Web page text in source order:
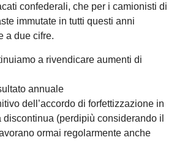
confederali, che per i camionisti di
immutate in tutti questi anni
a due cifre.
a rivendicare aumenti di
annuale
dell’accordo di forfettizzazione in
(perdipiù considerando il
ormai regolarmente anche